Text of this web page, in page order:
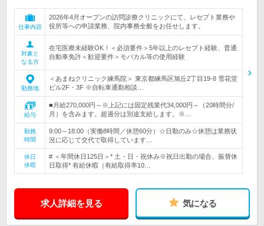
仕事内容
2026年4月オープンの訪問診療クリニックにて、レセプト業務や
役所等への申請業務、院内事務全般をお任せします。
対象と
なる方
在宅医療未経験OK！＜必須要件＞5年以上のレセプト経験、普通
自動車免許＜歓迎要件＞モバカル等の使用経験
勤務地
＜あまねクリニック練馬院＞ 東京都練馬区旭丘2丁目19-8 雪花堂
ビル2F・3F ※自転車通勤相談…
給与
■月給270,000円～※上記には固定残業代34,000円～（20時間分/
月）を含みます。超過分は別途支給します。※…
勤務
時間
9:00～18:00（実働8時間／休憩60分）☆日勤のみ☆休憩は業務状
況に応じて交代で取得しています…
休日
休暇
# ＜年間休日125日＞* 土・日・祝休み※祝日出勤の場合、振替休
日取得* 有給休暇（有給取得率10…
求人詳細を見る 気になる